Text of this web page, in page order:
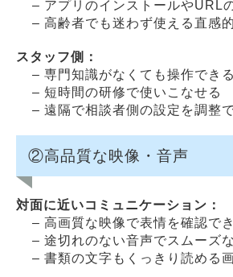
– アプリのインストールやURL
– 高齢者でも迷わず使える直感
スタッフ側：
– 専門知識がなくても操作できる
– 短時間の研修で使いこなせる
– 遠隔で相談者側の設定を調整
②高品質な映像・音声
対面に近いコミュニケーション：
– 高画質な映像で表情を確認で
– 途切れのない音声でスムーズ
– 書類の文字もくっきり読める